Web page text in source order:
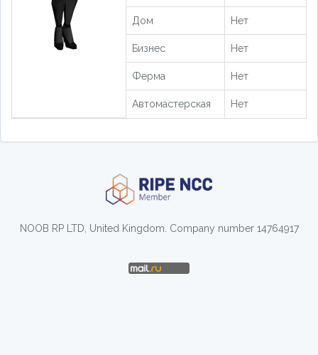
Дом Нет
Бизнес Нет
Ферма Нет
Автомастерская Нет
NOOB RP LTD, United Kingdom. Company number 14764917